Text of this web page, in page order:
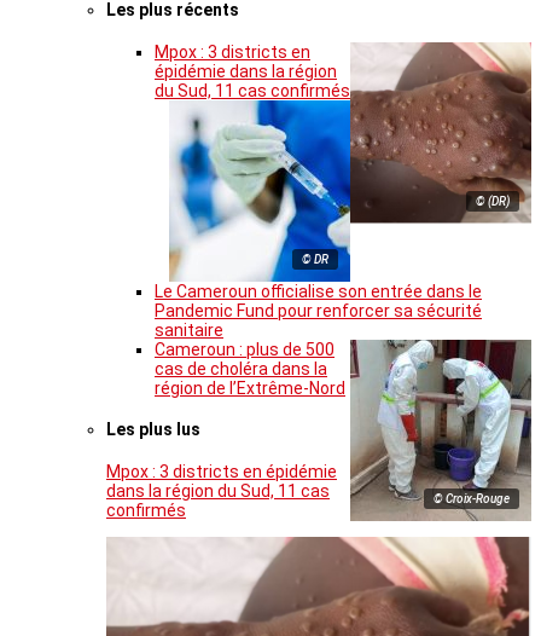
Les plus récents
© (DR)
Mpox : 3 districts en
épidémie dans la région
du Sud, 11 cas confirmés
© DR
Le Cameroun officialise son entrée dans le
Pandemic Fund pour renforcer sa sécurité
sanitaire
© Croix-Rouge
Cameroun : plus de 500
cas de choléra dans la
région de l’Extrême-Nord
Les plus lus
Mpox : 3 districts en épidémie
dans la région du Sud, 11 cas
confirmés